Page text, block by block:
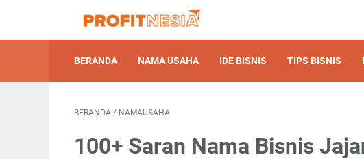
BERANDA NAMA USAHA IDE BISNIS TIPS BISNIS
BERANDA / NAMAUSAHA
100+ Saran Nama Bisnis